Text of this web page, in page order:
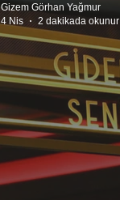
Gizem Görhan Yağmur
4 Nis
2 dakikada okunur